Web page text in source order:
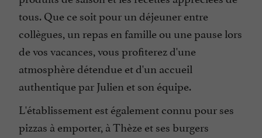
tous. Que ce soit pour un déjeuner entre
collègues, un repas en famille ou une pause lors
de vos vacances, vous profiterez d'une
atmosphère détendue et d'un accueil
authentique par Julien et son équipe.
L'établissement est également connu pour ses
pizzas à emporter, à Thèze et ses burgers